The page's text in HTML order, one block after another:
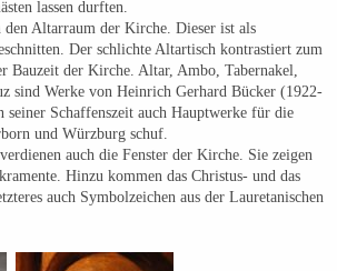
lassen durften.
Altarraum der Kirche. Dieser ist als
Der schlichte Altartisch kontrastiert zum
Bauzeit der Kirche. Altar, Ambo, Tabernakel,
sind Werke von Heinrich Gerhard Bücker (1922-
seiner Schaffenszeit auch Hauptwerke für die
und Würzburg schuf.
auch die Fenster der Kirche. Sie zeigen
Hinzu kommen das Christus- und das
auch Symbolzeichen aus der Lauretanischen